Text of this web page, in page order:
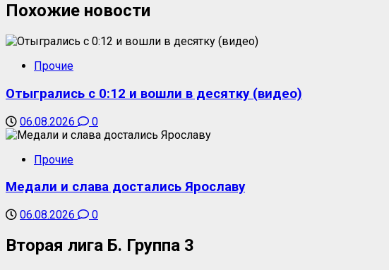
Похожие новости
Прочие
Отыгрались с 0:12 и вошли в десятку (видео)
06.08.2026 0
Прочие
Медали и слава достались Ярославу
06.08.2026 0
Вторая лига Б. Группа 3